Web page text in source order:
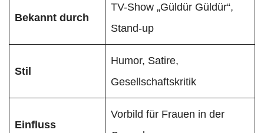
Bekannt durch
TV-Show „Güldür Güldür“,
Stand-up
Stil
Humor, Satire,
Gesellschaftskritik
Einfluss
Vorbild für Frauen in der